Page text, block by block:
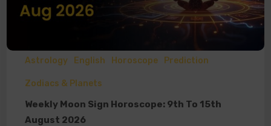
Astrology English Horoscope Prediction
Zodiacs & Planets
Weekly Moon Sign Horoscope: 9th To 15th
August 2026